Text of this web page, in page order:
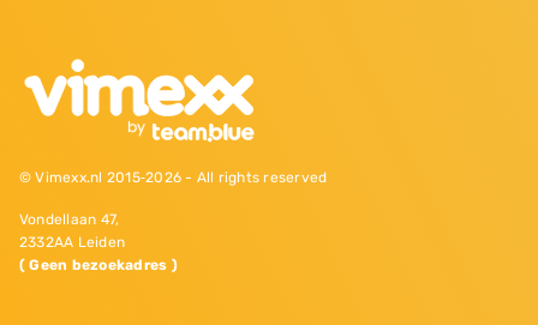
© Vimexx.nl 2015‐2026 - All rights reserved
Vondellaan 47,
2332AA Leiden
( Geen bezoekadres )